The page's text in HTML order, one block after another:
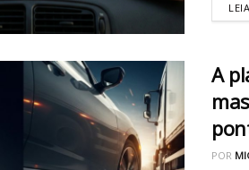
A
POR